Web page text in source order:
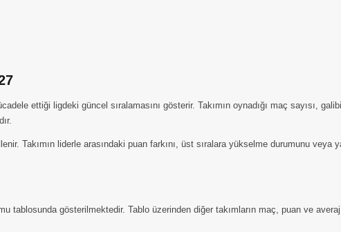
ettiği ligdeki güncel sıralamasını gösterir. Takımın oynadığı maç sayısı,
Takımın liderle arasındaki puan farkını, üst sıralara yükselme durumunu veya
tablosunda gösterilmektedir. Tablo üzerinden diğer takımların maç, puan ve